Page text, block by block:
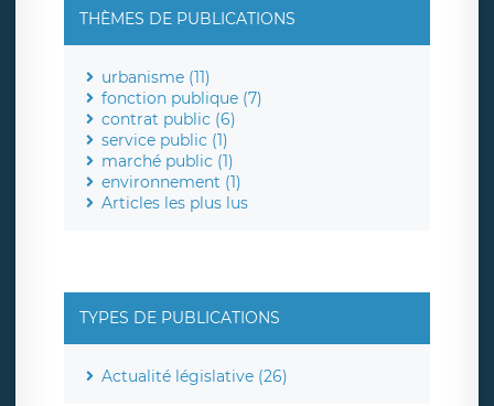
THÈMES DE PUBLICATIONS
urbanisme (11)
fonction publique (7)
contrat public (6)
service public (1)
marché public (1)
environnement (1)
Articles les plus lus
TYPES DE PUBLICATIONS
Actualité législative (26)